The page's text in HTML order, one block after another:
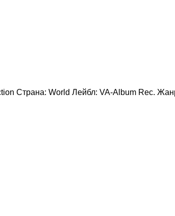
Страна: World Лейбл: VA-Album Rec.